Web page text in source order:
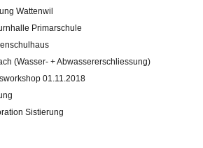
Wattenwil
Primarschule
(Wasser- + Abwassererschliessung)
01.11.2018
Sistierung